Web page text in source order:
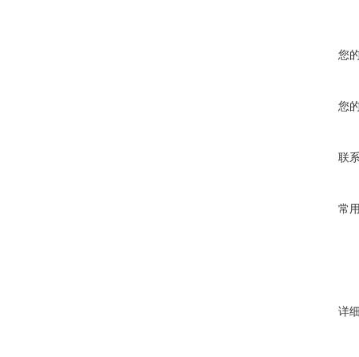
您
您
联
常
详